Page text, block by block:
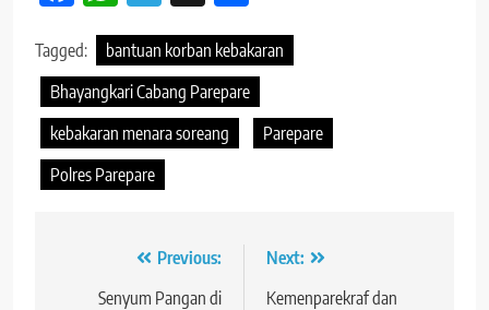
Tagged:
bantuan korban kebakaran
Bhayangkari Cabang Parepare
kebakaran menara soreang
Parepare
Polres Parepare
Navigasi Previous:
Senyum Pangan di
Next:
Kemenparekraf dan